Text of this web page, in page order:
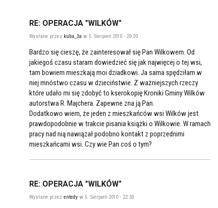
RE: OPERACJA "WILKÓW"
Wysłane przez kuba_3a w 5. Sierpień 2010 - 20:20
Bardzo się cieszę, że zainteresował się Pan Wilkowem. Od
jakiegoś czasu staram dowiedzieć się jak najwięcej o tej wsi,
tam bowiem mieszkają moi dziadkowi. Ja sama spędziłam w
niej mnóstwo czasu w dzieciństwie. Z ważniejszych rzeczy
które udało mi się zdobyć to kserokopię Kroniki Gminy Wilków
autorstwa R. Majchera. Zapewne zna ją Pan.
Dodatkowo wiem, że jeden z mieszkańców wsi Wilków jest
prawdopodobnie w trakcie pisania książki o Wilkowie. W ramach
pracy nad nią nawiązał podobno kontakt z poprzednimi
mieszkańcami wsi. Czy wie Pan coś o tym?
RE: OPERACJA "WILKÓW"
Wysłane przez entedy w 5. Sierpień 2010 - 22:30